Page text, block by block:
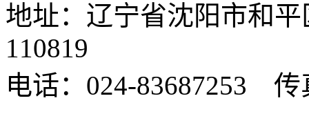
地址：辽宁省沈阳市和
110819
电话：024-83687253